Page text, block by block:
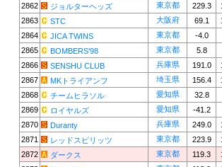
2862
ジョルターヘッズ 東京都 229.3
2863
STC 大阪府 69.1
2864
JICA TWINS 東京都
-4.0
2865
BOMBERS'98 東京都
5.8
2866
SENSHU CLUB 兵庫県 191.0
2867
MKトライアンフ 埼玉県 156.4
2868
チームヒラソル 愛知県
32.8
2869
ロイヤルズ 愛知県
-41.2
2870
Duranty 兵庫県 249.0
2871
レッドスピリッツ 東京都 223.9
2872
ダークス 東京都 119.3